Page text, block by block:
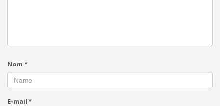
Nom *
E-mail *